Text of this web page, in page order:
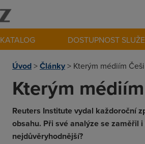
KATALOG DOSTUPNOST
Úvod>Články> Kterým médiím
Kterým
Reuters Institute vydal každoroční
obsahu. Při své analýze se zaměřil
nejdůvěryhodnější?